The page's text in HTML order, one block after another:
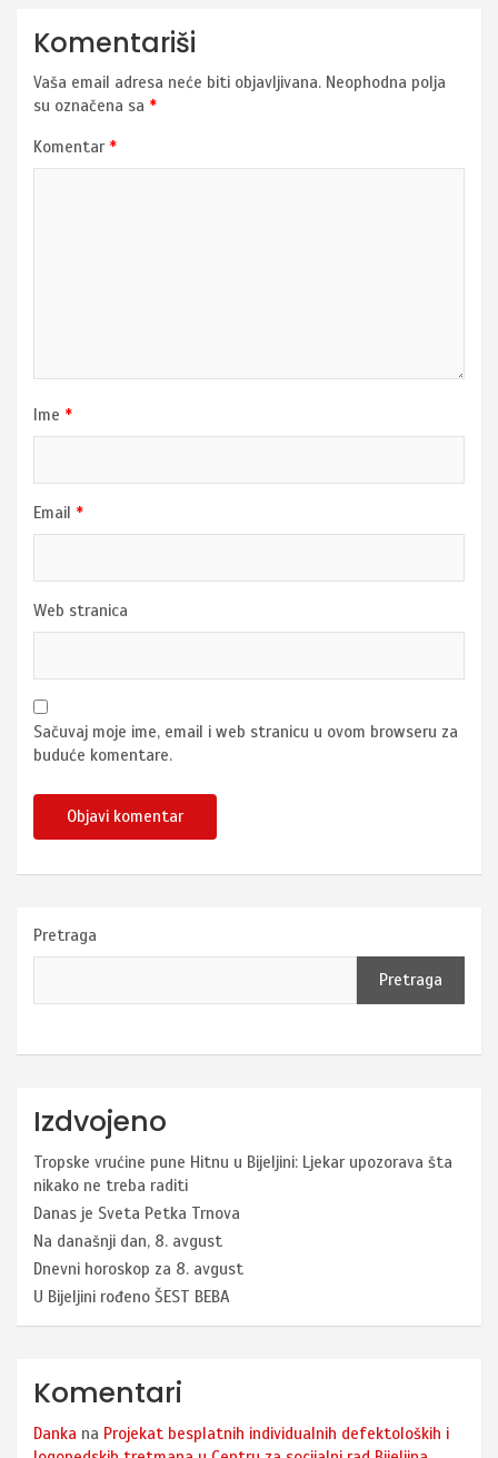
Komentariši
Vaša email adresa neće biti objavljivana. Neophodna polja
su označena sa *
Komentar *
Ime *
Email *
Web stranica
Sačuvaj moje ime, email i web stranicu u ovom browseru za
buduće komentare.
Pretraga
Pretraga
Izdvojeno
Tropske vrućine pune Hitnu u Bijeljini: Ljekar upozorava šta
nikako ne treba raditi
Danas je Sveta Petka Trnova
Na današnji dan, 8. avgust
Dnevni horoskop za 8. avgust
U Bijeljini rođeno ŠEST BEBA
Komentari
Danka na Projekat besplatnih individualnih defektoloških i